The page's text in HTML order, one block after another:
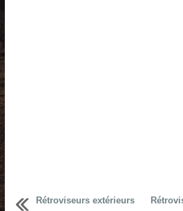
Rétroviseurs extérieurs